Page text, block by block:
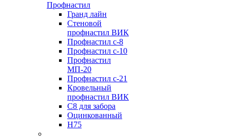
Профнастил
Гранд лайн
Стеновой
профнастил ВИК
Профнастил с-8
Профнастил с-10
Профнастил
МП-20
Профнастил с-21
Кровельный
профнастил ВИК
С8 для забора
Оцинкованный
Н75